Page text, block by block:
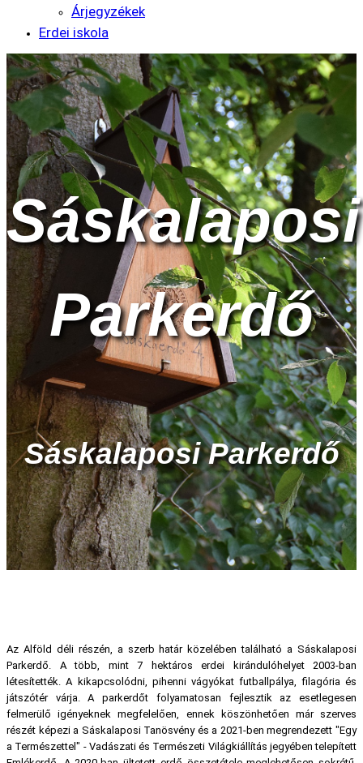
Árjegyzékek
Erdei iskola
Sáskalaposi
Parkerdő
Sáskalaposi Parkerdő
Az Alföld déli részén, a szerb határ közelében található a Sáskalaposi
Parkerdő. A több, mint 7 hektáros erdei kirándulóhelyet 2003-ban
létesítették. A kikapcsolódni, pihenni vágyókat futballpálya, filagória és
játszótér várja. A parkerdőt folyamatosan fejlesztik az esetlegesen
felmerülő igényeknek megfelelően, ennek köszönhetően már szerves
részét képezi a Sáskalaposi Tanösvény és a 2021-ben megrendezett "Egy
a Természettel" - Vadászati és Természeti Világkiállítás jegyében telepített